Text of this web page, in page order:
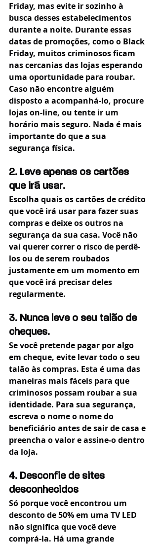
Friday, mas evite ir sozinho à
busca desses estabelecimentos
durante a noite. Durante essas
datas de promoções, como o Black
Friday, muitos criminosos ficam
nas cercanias das lojas esperando
uma oportunidade para roubar.
Caso não encontre alguém
disposto a acompanhá-lo, procure
lojas on-line, ou tente ir um
horário mais seguro. Nada é mais
importante do que a sua
segurança física.
2. Leve apenas os cartões
que irá usar.
Escolha quais os cartões de crédito
que você irá usar para fazer suas
compras e deixe os outros na
segurança da sua casa. Você não
vai querer correr o risco de perdê-
los ou de serem roubados
justamente em um momento em
que você irá precisar deles
regularmente.
3. Nunca leve o seu talão de
cheques.
Se você pretende pagar por algo
em cheque, evite levar todo o seu
talão às compras. Esta é uma das
maneiras mais fáceis para que
criminosos possam roubar a sua
identidade. Para sua segurança,
escreva o nome o nome do
beneficiário antes de sair de casa e
preencha o valor e assine-o dentro
da loja.
4. Desconfie de sites
desconhecidos
Só porque você encontrou um
desconto de 50% em uma TV LED
não significa que você deve
comprá-la. Há uma grande